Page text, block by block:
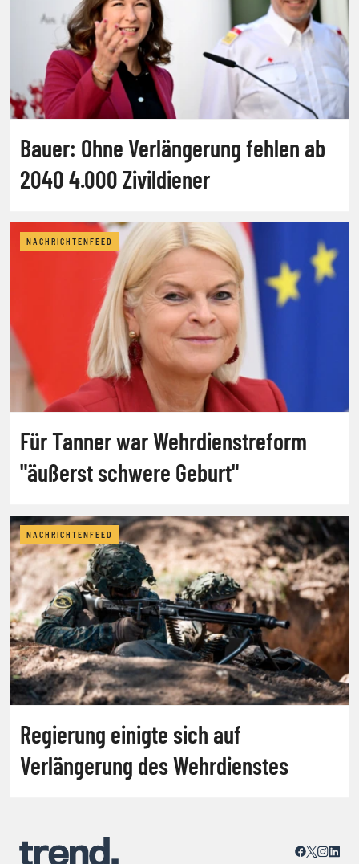
Bauer: Ohne Verlängerung fehlen ab
2040 4.000 Zivildiener
NACHRICHTENFEED
Für Tanner war Wehrdienstreform
"äußerst schwere Geburt"
NACHRICHTENFEED
Regierung einigte sich auf
Verlängerung des Wehrdienstes